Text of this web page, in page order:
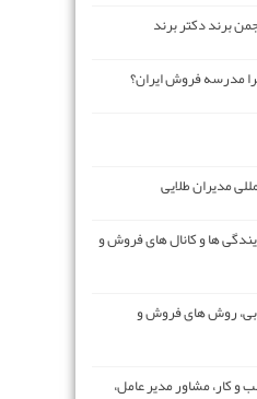
برند دکتر برند
مدرسه فروش ایران؟
مدیران طلایی
ها و کانال های فروش و
روش های فروش و
کار، مشاور مدیر عامل،